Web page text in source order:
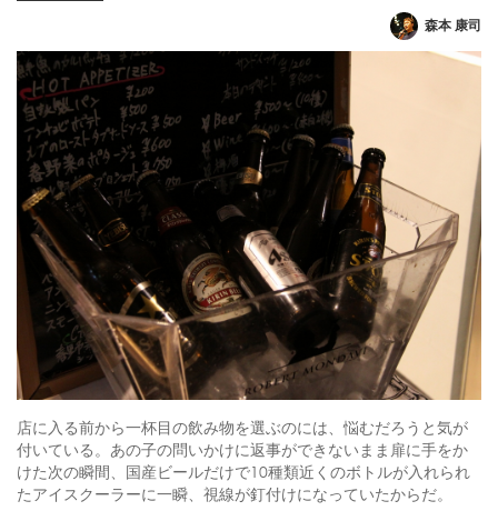
森本 康司
店に入る前から一杯目の飲み物を選ぶのには、悩むだろうと気が
付いている。あの子の問いかけに返事ができないまま扉に手をか
けた次の瞬間、国産ビールだけで10種類近くのボトルが入れられ
たアイスクーラーに一瞬、視線が釘付けになっていたからだ。